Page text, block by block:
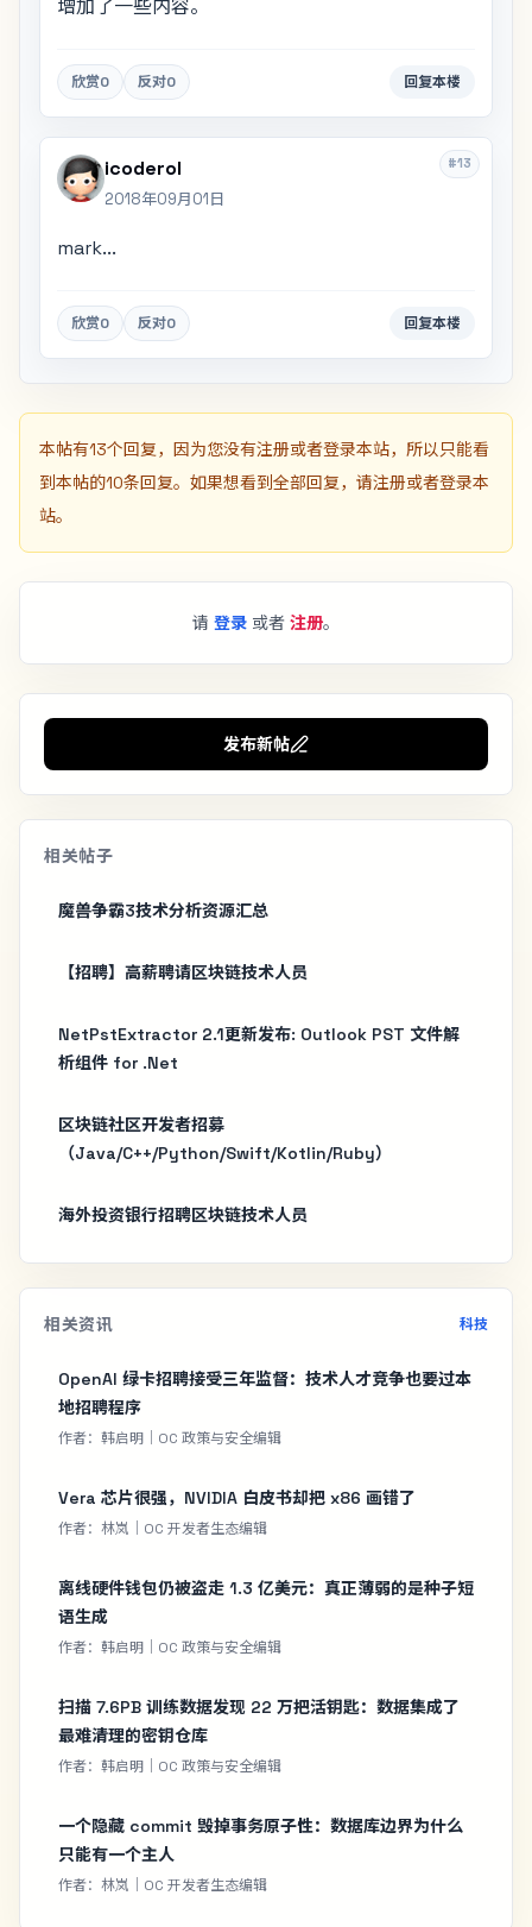
增加了一些内容。
欣赏0 反对0 回复本楼
#13
icoderol
2018年09月01日
mark...
欣赏0 反对0 回复本楼
本帖有13个回复，因为您没有注册或者登录本站，所以只能看
到本帖的10条回复。如果想看到全部回复，请注册或者登录本
站。
请 登录 或者 注册。
发布新帖
相关帖子
魔兽争霸3技术分析资源汇总
【招聘】高薪聘请区块链技术人员
NetPstExtractor 2.1更新发布: Outlook PST 文件解
析组件 for .Net
区块链社区开发者招募
（Java/C++/Python/Swift/Kotlin/Ruby）
海外投资银行招聘区块链技术人员
相关资讯 科技
OpenAI 绿卡招聘接受三年监督：技术人才竞争也要过本
地招聘程序
作者：韩启明｜OC 政策与安全编辑
Vera 芯片很强，NVIDIA 白皮书却把 x86 画错了
作者：林岚｜OC 开发者生态编辑
离线硬件钱包仍被盗走 1.3 亿美元：真正薄弱的是种子短
语生成
作者：韩启明｜OC 政策与安全编辑
扫描 7.6PB 训练数据发现 22 万把活钥匙：数据集成了
最难清理的密钥仓库
作者：韩启明｜OC 政策与安全编辑
一个隐藏 commit 毁掉事务原子性：数据库边界为什么
只能有一个主人
作者：林岚｜OC 开发者生态编辑